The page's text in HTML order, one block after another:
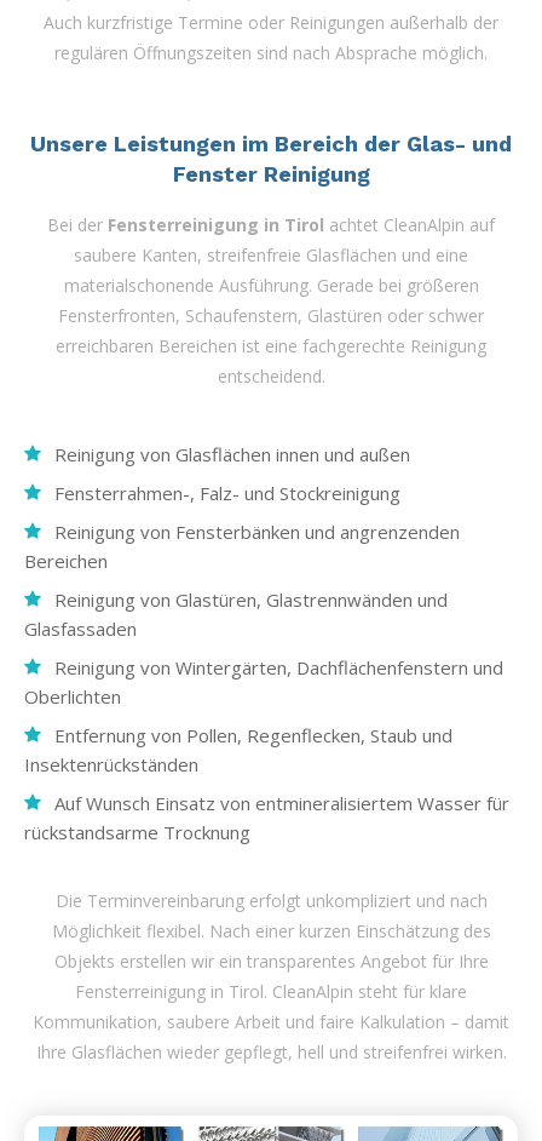
Auch kurzfristige Termine oder Reinigungen außerhalb der
regulären Öffnungszeiten sind nach Absprache möglich.
Unsere Leistungen im Bereich der Glas- und
Fenster Reinigung
Bei der Fensterreinigung in Tirol achtet CleanAlpin auf
saubere Kanten, streifenfreie Glasflächen und eine
materialschonende Ausführung. Gerade bei größeren
Fensterfronten, Schaufenstern, Glastüren oder schwer
erreichbaren Bereichen ist eine fachgerechte Reinigung
entscheidend.
Reinigung von Glasflächen innen und außen
Fensterrahmen-, Falz- und Stockreinigung
Reinigung von Fensterbänken und angrenzenden
Bereichen
Reinigung von Glastüren, Glastrennwänden und
Glasfassaden
Reinigung von Wintergärten, Dachflächenfenstern und
Oberlichten
Entfernung von Pollen, Regenflecken, Staub und
Insektenrückständen
Auf Wunsch Einsatz von entmineralisiertem Wasser für
rückstandsarme Trocknung
Die Terminvereinbarung erfolgt unkompliziert und nach
Möglichkeit flexibel. Nach einer kurzen Einschätzung des
Objekts erstellen wir ein transparentes Angebot für Ihre
Fensterreinigung in Tirol. CleanAlpin steht für klare
Kommunikation, saubere Arbeit und faire Kalkulation – damit
Ihre Glasflächen wieder gepflegt, hell und streifenfrei wirken.